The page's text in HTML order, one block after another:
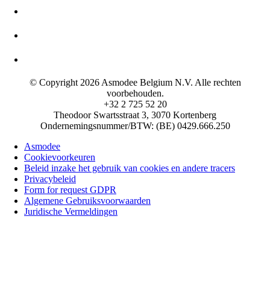
© Copyright 2026 Asmodee Belgium N.V. Alle rechten
voorbehouden.
+32 2 725 52 20
Theodoor Swartsstraat 3, 3070 Kortenberg
Ondernemingsnummer/BTW: (BE) 0429.666.250
Asmodee
Cookievoorkeuren
Beleid inzake het gebruik van cookies en andere tracers
Privacybeleid
Form for request GDPR
Algemene Gebruiksvoorwaarden
Juridische Vermeldingen